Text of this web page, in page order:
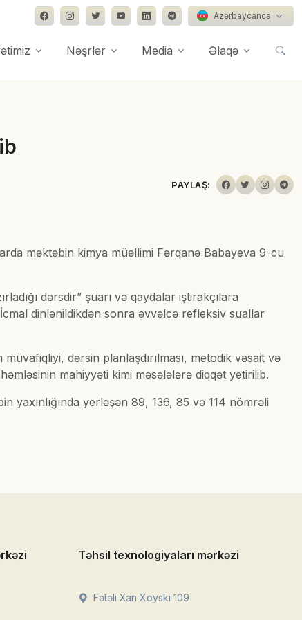
Azərbaycanca
Nəşrlər Media Əlaqə
PAYLAŞ:
məktəbin kimya müəllimi Fərqanə Babayeva 9-cu
dərsdir” şüarı və qaydalar iştirakçılara
İcmal dinlənildikdən sonra əvvəlcə refleksiv suallar
dərsin planlaşdırılması, metodik vəsait və
mahiyyəti kimi məsələlərə diqqət yetirilib.
yaxınlığında yerləşən 89, 136, 85 və 114 nömrəli
Təhsil texnologiyaları mərkəzi
Fətəli Xan Xoyski 109